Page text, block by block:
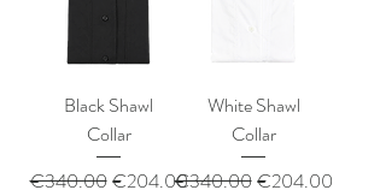
Black Shawl
Collar
通常価格
€340.00セール価格
€204.00
White Shawl
Collar
通常価格
€340.00セール価格
€204.00